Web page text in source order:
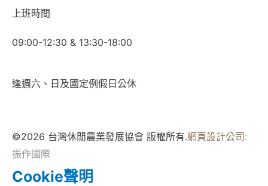
上班時間
09:00-12:30 & 13:30-18:00
逢週六、日及國定例假日公休
©2026 台灣休閒農業發展協會 版權所有.網頁設計公司:
振作國際
Cookie聲明